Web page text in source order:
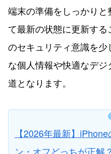
端末の準備をしっかり
て最新の状態に更新す
のセキュリティ意識を
な個人情報や快適なデ
道となります。
【2026年最新】
ン・オフどっちが正解？